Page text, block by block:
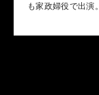
も家政婦役で出演。